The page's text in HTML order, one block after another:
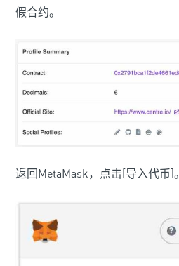
假合约。
返回MetaMask，点击[导入代币]。